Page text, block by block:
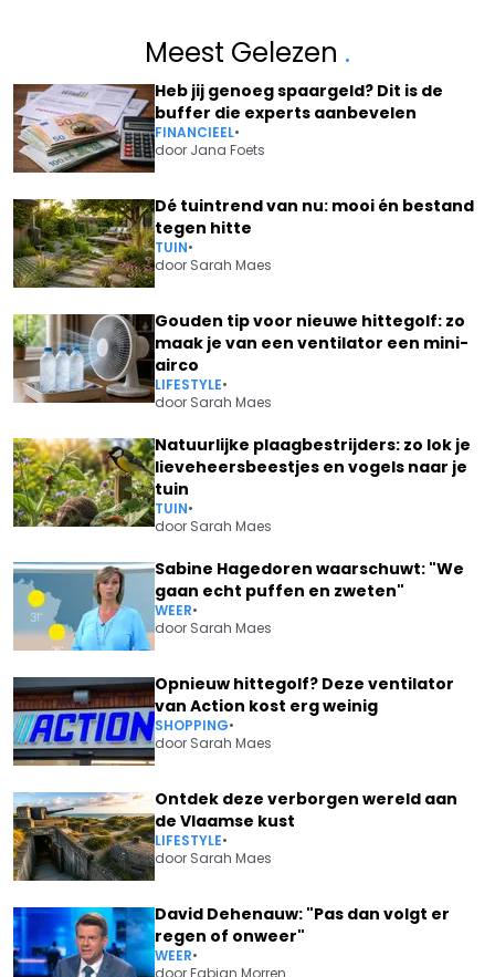
Meest Gelezen .
Heb jij genoeg spaargeld? Dit is de
buffer die experts aanbevelen
FINANCIEEL•
door Jana Foets
Dé tuintrend van nu: mooi én bestand
tegen hitte
TUIN•
door Sarah Maes
Gouden tip voor nieuwe hittegolf: zo
maak je van een ventilator een mini-
airco
LIFESTYLE•
door Sarah Maes
Natuurlijke plaagbestrijders: zo lok je
lieveheersbeestjes en vogels naar je
tuin
TUIN•
door Sarah Maes
Sabine Hagedoren waarschuwt: "We
gaan echt puffen en zweten"
WEER•
door Sarah Maes
Opnieuw hittegolf? Deze ventilator
van Action kost erg weinig
SHOPPING•
door Sarah Maes
Ontdek deze verborgen wereld aan
de Vlaamse kust
LIFESTYLE•
door Sarah Maes
David Dehenauw: "Pas dan volgt er
regen of onweer"
WEER•